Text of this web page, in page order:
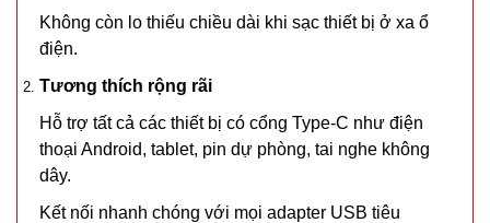
Không còn lo thiếu chiều dài khi sạc thiết bị ở xa ổ
điện.
Tương thích rộng rãi
Hỗ trợ tất cả các thiết bị có cổng Type-C như điện
thoại Android, tablet, pin dự phòng, tai nghe không
dây.
Kết nối nhanh chóng với mọi adapter USB tiêu
hành: